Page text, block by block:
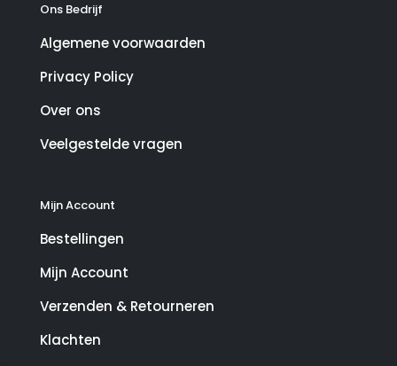
Ons Bedrijf
Algemene voorwaarden
Privacy Policy
Over ons
Veelgestelde vragen
Mijn Account
Bestellingen
Mijn Account
Verzenden & Retourneren
Klachten